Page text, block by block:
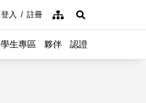
登入 註冊 網站導覽展開搜尋
學生專區 夥伴 認證